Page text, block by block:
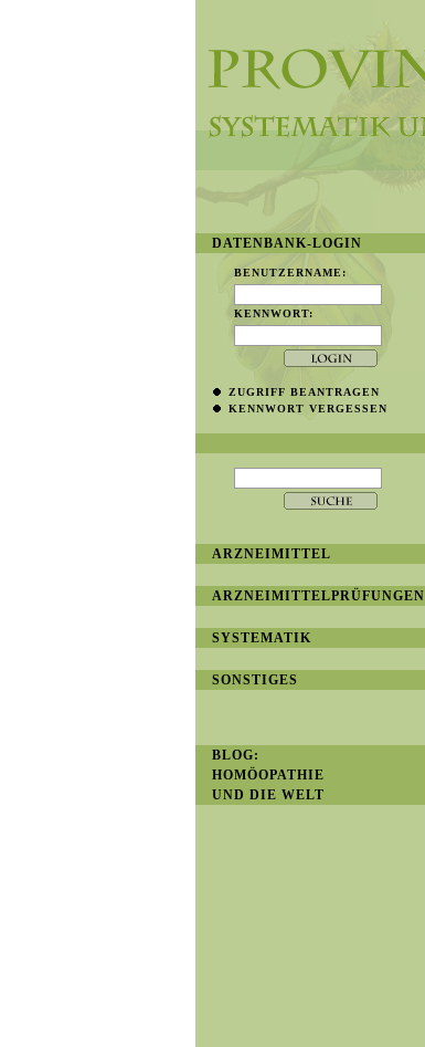
DATENBANK-LOGIN
BENUTZERNAME:
KENNWORT:
ZUGRIFF BEANTRAGEN
KENNWORT VERGESSEN
ARZNEIMITTEL
ARZNEIMITTELPRÜFUNGEN
SYSTEMATIK
SONSTIGES
BLOG:
HOMÖOPATHIE
UND DIE WELT